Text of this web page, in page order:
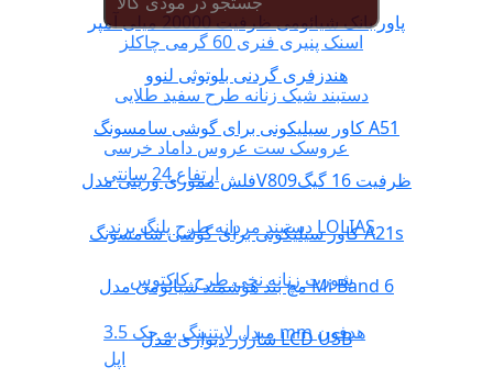
اسنک پنیری فنری 60 گرمی چاکلز
دستبند شیک زنانه طرح سفید طلایی
عروسک ست عروس داماد خرسی
ارتفاع 24 سانتی
دستبند مردانه طرح پلنگ برند LOLIAS
شورت زنانه نخی طرح کاکتوس
مبدل لایتنینگ به جک 3.5 mm هدفون
اپل
پاور بانک شیائومی ظرفیت 20000 میلی آمپر
هندزفری گردنی بلوتوثی لنوو
کاور سیلیکونی برای گوشی سامسونگ A51
فلش مموری وریتی مدلV809ظرفیت 16 گیگ
کاور سیلیکونی برای گوشی سامسونگ A21s
مچ بند هوشمند شیائومی مدل Mi Band 6
شارژر دیواری مدل LCD USB